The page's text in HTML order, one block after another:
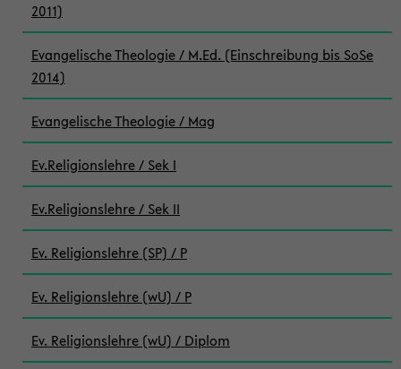
2011)
Evangelische Theologie / M.Ed. (Einschreibung bis SoSe
2014)
Evangelische Theologie / Mag
Ev.Religionslehre / Sek I
Ev.Religionslehre / Sek II
Ev. Religionslehre (SP) / P
Ev. Religionslehre (wU) / P
Ev. Religionslehre (wU) / Diplom